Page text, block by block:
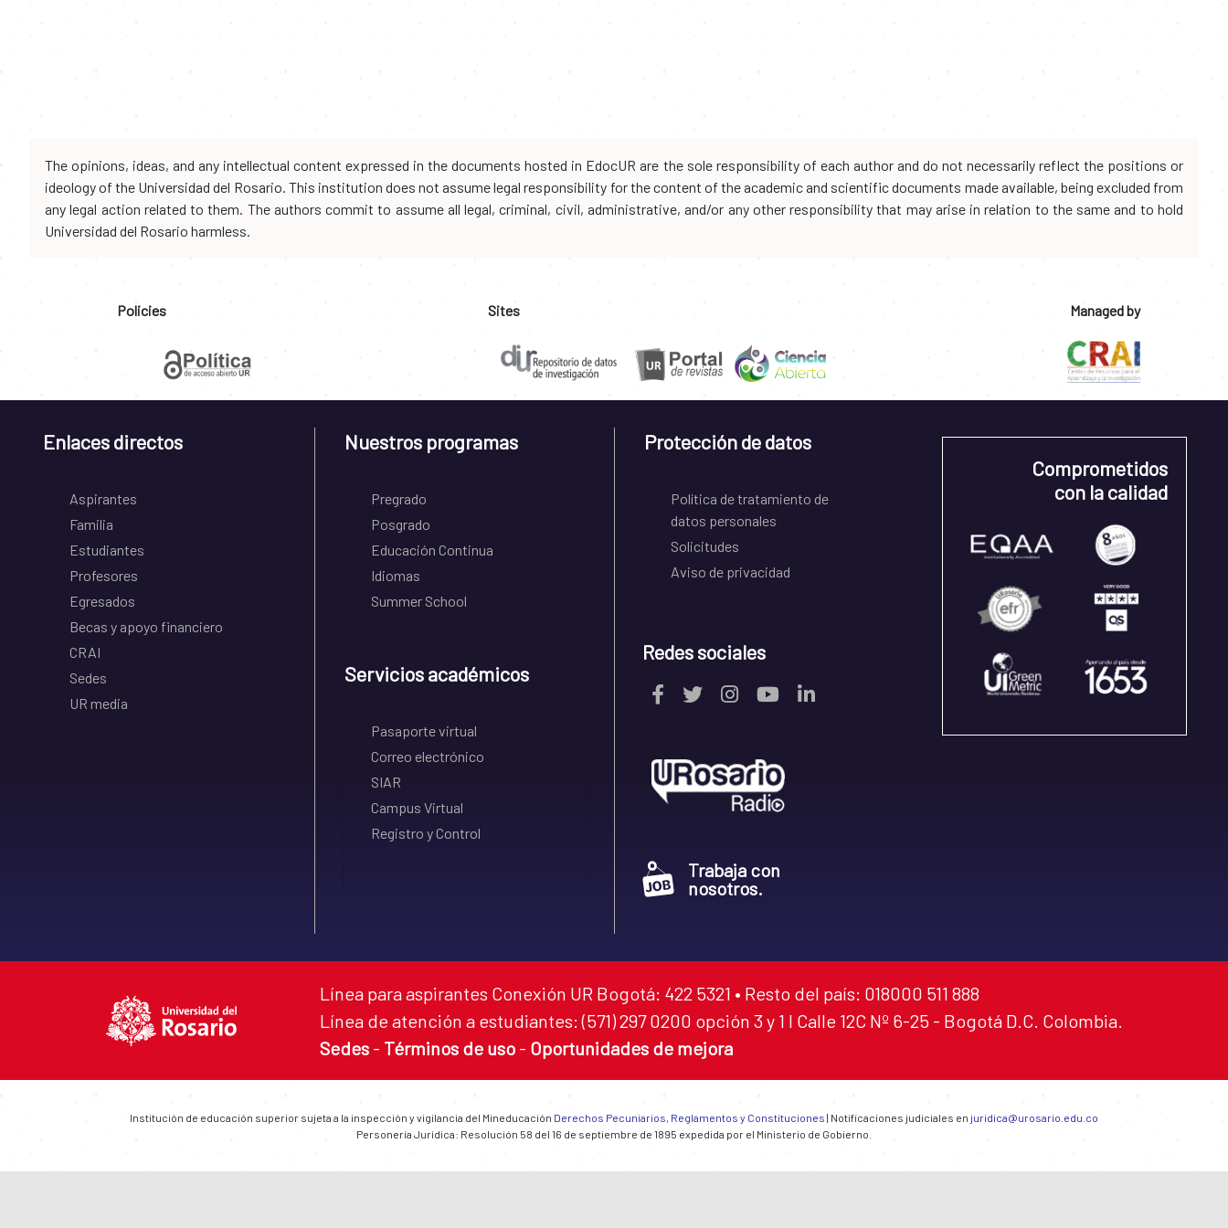
The opinions, ideas, and any intellectual content expressed in the documents hosted in EdocUR are the sole responsibility of each author and do not necessarily reflect the positions or
ideology of the Universidad del Rosario. This institution does not assume legal responsibility for the content of the academic and scientific documents made available, being excluded from
any legal action related to them. The authors commit to assume all legal, criminal, civil, administrative, and/or any other responsibility that may arise in relation to the same and to hold
Universidad del Rosario harmless.
Policies Sites Managed by
Enlaces directos
Aspirantes
Familia
Estudiantes
Profesores
Egresados
Becas y apoyo financiero
CRAI
Sedes
UR media
Nuestros programas
Pregrado
Posgrado
Educación Continua
Idiomas
Summer School
Servicios académicos
Pasaporte virtual
Correo electrónico
SIAR
Campus Virtual
Registro y Control
Protección de datos
Política de tratamiento de
datos personales
Solicitudes
Aviso de privacidad
Redes sociales
Trabaja con
nosotros.
Comprometidos
con la calidad
Línea para aspirantes Conexión UR Bogotá: 422 5321 • Resto del país: 018000 511 888
Línea de atención a estudiantes: (571) 297 0200 opción 3 y 1 I Calle 12C Nº 6-25 - Bogotá D.C. Colombia.
Sedes - Términos de uso - Oportunidades de mejora
Institución de educación superior sujeta a la inspección y vigilancia del Mineducación Derechos Pecuniarios, Reglamentos y Constituciones | Notificaciones judiciales en juridica@urosario.edu.co
Personería Jurídica: Resolución 58 del 16 de septiembre de 1895 expedida por el Ministerio de Gobierno.